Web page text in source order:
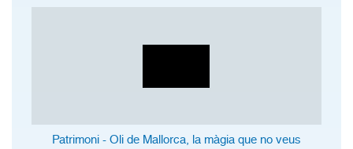
Patrimoni - Oli de Mallorca, la màgia que no veus